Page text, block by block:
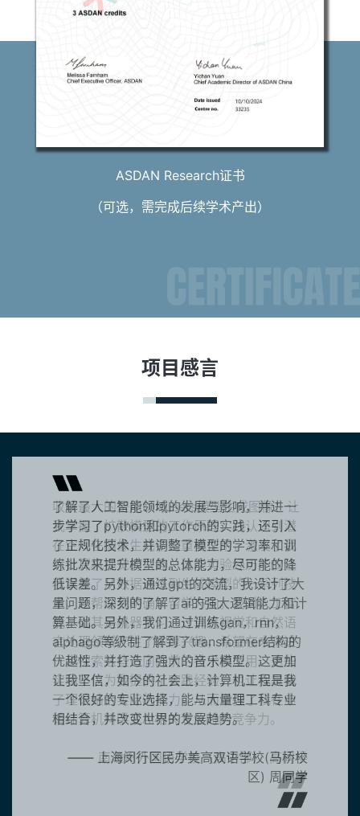
ASDAN Research证书
（可选，需完成后续学术产出）
项目感言
了解了人工智能领域的发展与影响，并进一
步学习了python和pytorch的实践，还引入
了正规化技术，并调整了模型的学习率和训
练批次来提升模型的总体能力，尽可能的降
低误差。另外，通过gpt的交流，我设计了大
量问题，深刻的了解了ai的强大逻辑能力和计
算基础。另外，我们通过训练gan，rnn，
alphago等级制了解到了transformer结构的
优越性，并打造了强大的音乐模型。这更加
让我坚信，如今的社会上，计算机工程是我
一个很好的专业选择，能与大量理工科专业
相结合，并改变世界的发展趋势。
—— 上海闵行区民办美高双语学校(马桥校
区) 周同学